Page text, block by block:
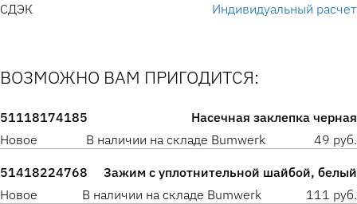
СДЭК
Индивидуальный расчет
ВОЗМОЖНО ВАМ ПРИГОДИТСЯ:
51118174185
Насечная заклепка черная
Новое
В наличии на складе Bumwerk 49 руб.
51418224768
Зажим с уплотнительной шайбой, белый
Новое
В наличии на складе Bumwerk 111 руб.